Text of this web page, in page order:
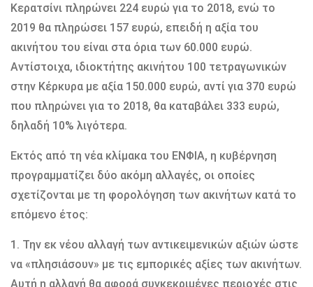
Κερατσίνι πληρώνει 224 ευρώ για το 2018, ενώ το
2019 θα πληρώσει 157 ευρώ, επειδή η αξία του
ακινήτου του είναι στα όρια των 60.000 ευρώ.
Αντίστοιχα, ιδιοκτήτης ακινήτου 100 τετραγωνικών
στην Κέρκυρα με αξία 150.000 ευρώ, αντί για 370 ευρώ
που πληρώνει για το 2018, θα καταβάλει 333 ευρώ,
δηλαδή 10% λιγότερα.
Εκτός από τη νέα κλίμακα του ΕΝΦΙΑ, η κυβέρνηση
προγραμματίζει δύο ακόμη αλλαγές, οι οποίες
σχετίζονται με τη φορολόγηση των ακινήτων κατά το
επόμενο έτος:
1. Την εκ νέου αλλαγή των αντικειμενικών αξιών ώστε
να «πλησιάσουν» με τις εμπορικές αξίες των ακινήτων.
Αυτή η αλλαγή θα αφορά συγκεκριμένες περιοχές στις